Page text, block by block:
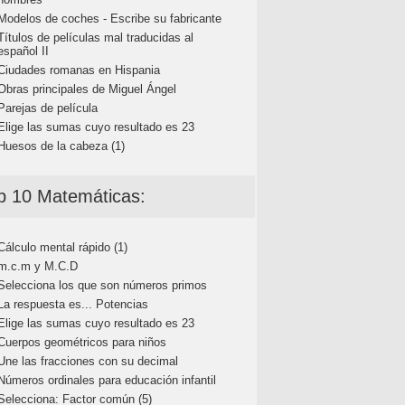
de coches - Escribe su fabricante
de películas mal traducidas al
II
romanas en Hispania
principales de Miguel Ángel
de película
las sumas cuyo resultado es 23
de la cabeza (1)
10 Matemáticas:
mental rápido (1)
y M.C.D
los que son números primos
respuesta es... Potencias
las sumas cuyo resultado es 23
geométricos para niños
las fracciones con su decimal
ordinales para educación infantil
Factor común (5)